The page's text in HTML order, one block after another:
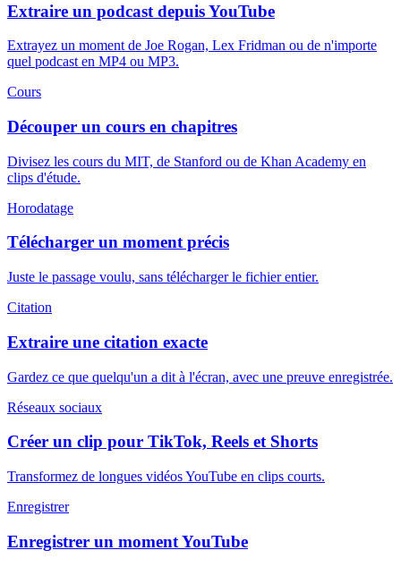
Extraire un podcast depuis YouTube
Extrayez un moment de Joe Rogan, Lex Fridman ou de n'importe
quel podcast en MP4 ou MP3.
Cours
Découper un cours en chapitres
Divisez les cours du MIT, de Stanford ou de Khan Academy en
clips d'étude.
Horodatage
Télécharger un moment précis
Juste le passage voulu, sans télécharger le fichier entier.
Citation
Extraire une citation exacte
Gardez ce que quelqu'un a dit à l'écran, avec une preuve enregistrée.
Réseaux sociaux
Créer un clip pour TikTok, Reels et Shorts
Transformez de longues vidéos YouTube en clips courts.
Enregistrer
Enregistrer un moment YouTube